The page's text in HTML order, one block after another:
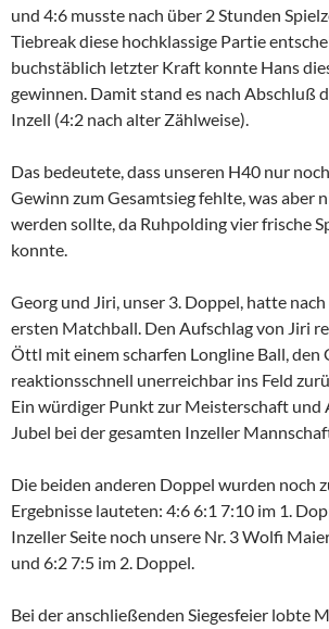
und 4:6 musste nach über 2 Stunden
Tiebreak diese hochklassige Partie
buchstäblich letzter Kraft konnte Hans
gewinnen. Damit stand es nach Abschluß
Inzell (4:2 nach alter Zählweise).
Das bedeutete, dass unseren H40 nur
Gewinn zum Gesamtsieg fehlte, was aber
werden sollte, da Ruhpolding vier frische
konnte.
Georg und Jiri, unser 3. Doppel, hatte nach
ersten Matchball. Den Aufschlag von Jiri
Öttl mit einem scharfen Longline Ball, den
reaktionsschnell unerreichbar ins Feld
Ein würdiger Punkt zur Meisterschaft und
Jubel bei der gesamten Inzeller
Die beiden anderen Doppel wurden noch
Ergebnisse lauteten: 4:6 6:1 7:10 im 1.
Inzeller Seite noch unsere Nr. 3 Wolfi
und 6:2 7:5 im 2. Doppel.
Bei der anschließenden Siegesfeier lobte